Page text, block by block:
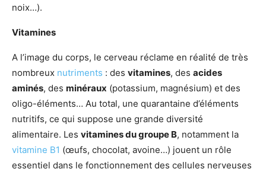
noix…).
Vitamines
A l’image du corps, le cerveau réclame en réalité de très
nombreux nutriments : des vitamines, des acides
aminés, des minéraux (potassium, magnésium) et des
oligo-éléments… Au total, une quarantaine d’éléments
nutritifs, ce qui suppose une grande diversité
alimentaire. Les vitamines du groupe B, notamment la
vitamine B1 (œufs, chocolat, avoine…) jouent un rôle
essentiel dans le fonctionnement des cellules nerveuses